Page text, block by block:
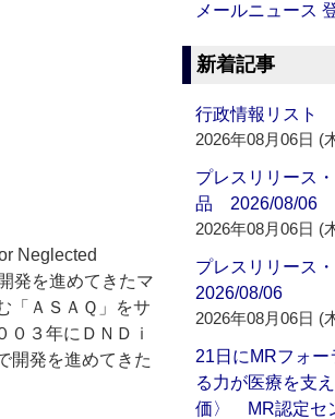
Neglected
発を進めてきたマ
「ＡＳＡＱ」をサ
３年にＤＮＤｉ
開発を進めてきた
メールニュース
新着記事
行政情報リスト
2026年08月06日 (
プレスリリース
品 2026/08/06
2026年08月06日 (
プレスリリース
2026/08/06
2026年08月06日 (
21日にMRフォ
る力が医療を支
価〉 MR認定セ